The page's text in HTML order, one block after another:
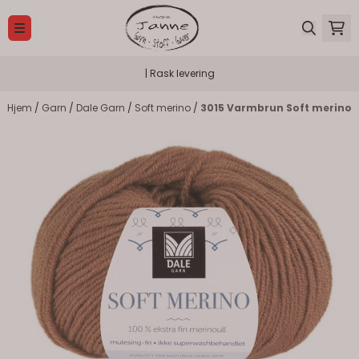
Hopp til innhold
| Rask levering
Hjem / Garn / Dale Garn / Soft merino / 3015 Varmbrun Soft merino